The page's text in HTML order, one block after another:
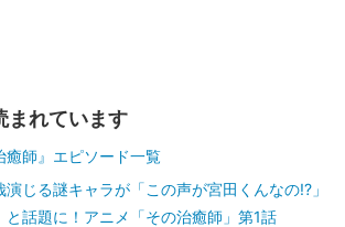
まれています
癒師』エピソード一覧
じる謎キャラが「この声が宮田くんなの!?」
と話題に！アニメ「その治癒師」第1話